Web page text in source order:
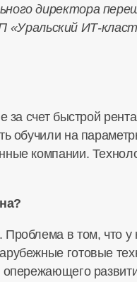
директора
ИТ-
счет быстрой
обучили на
компании.
в том, что у
готовые
опережающего